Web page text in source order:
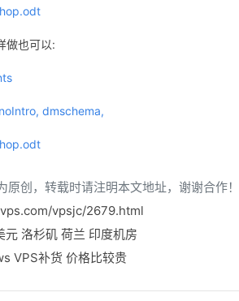
做也可以:
dmschema,
原创，转载时请注明本文地址，谢谢合作！
vpsjc/2679.html
洛杉矶 荷兰 印度机房
VPS补货 价格比较贵